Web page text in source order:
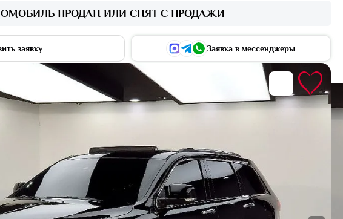
ПРОДАН ИЛИ СНЯТ С ПРОДАЖИ
заявку Заявка в мессенджеры